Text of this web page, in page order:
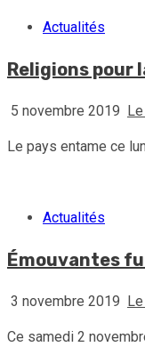
Actualités
Religions pour
5 novembre 2019
Le pays entame ce
Actualités
Émouvantes
3 novembre 2019
Ce samedi 2